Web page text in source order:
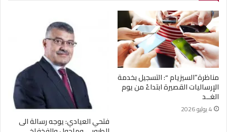
مناظرة”السيزيام “: التسجيل بخدمة
الإرساليات القصيرة ابتداءً من يوم
الغــد
4 يوليو 2026
فتحي العيادي: يوجه رسالة الى